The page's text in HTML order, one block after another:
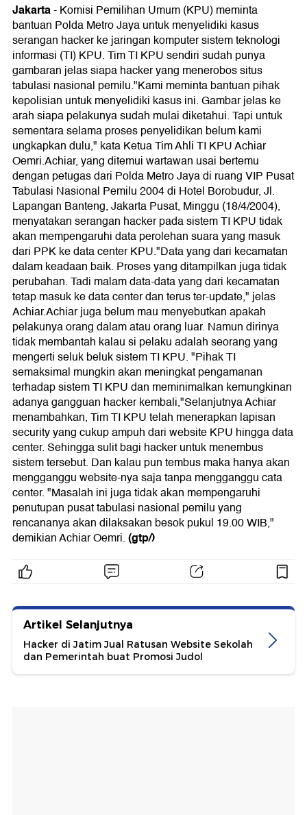
Jakarta-Komisi Pemilihan Umum (KPU) meminta
bantuan Polda Metro Jaya untuk menyelidiki kasus
serangan hacker ke jaringan komputer sistem teknologi
informasi (TI) KPU. Tim TI KPU sendiri sudah punya
gambaran jelas siapa hacker yang menerobos situs
tabulasi nasional pemilu."Kami meminta bantuan pihak
kepolisian untuk menyelidiki kasus ini. Gambar jelas ke
arah siapa pelakunya sudah mulai diketahui. Tapi untuk
sementara selama proses penyelidikan belum kami
ungkapkan dulu," kata Ketua Tim Ahli TI KPU Achiar
Oemri.Achiar, yang ditemui wartawan usai bertemu
dengan petugas dari Polda Metro Jaya di ruang VIP Pusat
Tabulasi Nasional Pemilu 2004 di Hotel Borobudur, Jl.
Lapangan Banteng, Jakarta Pusat, Minggu (18/4/2004),
menyatakan serangan hacker pada sistem TI KPU tidak
akan mempengaruhi data perolehan suara yang masuk
dari PPK ke data center KPU."Data yang dari kecamatan
dalam keadaan baik. Proses yang ditampilkan juga tidak
perubahan. Tadi malam data-data yang dari kecamatan
tetap masuk ke data center dan terus ter-update," jelas
Achiar.Achiar juga belum mau menyebutkan apakah
pelakunya orang dalam atau orang luar. Namun dirinya
tidak membantah kalau si pelaku adalah seorang yang
mengerti seluk beluk sistem TI KPU. "Pihak TI
semaksimal mungkin akan meningkat pengamanan
terhadap sistem TI KPU dan meminimalkan kemungkinan
adanya gangguan hacker kembali,"Selanjutnya Achiar
menambahkan, Tim TI KPU telah menerapkan lapisan
security yang cukup ampuh dari website KPU hingga data
center. Sehingga sulit bagi hacker untuk menembus
sistem tersebut. Dan kalau pun tembus maka hanya akan
mengganggu website-nya saja tanpa mengganggu cata
center. "Masalah ini juga tidak akan mempengaruhi
penutupan pusat tabulasi nasional pemilu yang
rencananya akan dilaksakan besok pukul 19.00 WIB,"
demikian Achiar Oemri.(gtp/)
Artikel Selanjutnya
Hacker di Jatim Jual Ratusan Website Sekolah
dan Pemerintah buat Promosi Judol